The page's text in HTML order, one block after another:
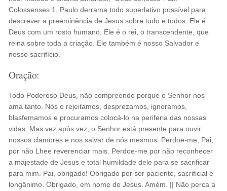
Colossenses 1, Paulo derrama todo superlativo possível para
descrever a preeminência de Jesus sobre tudo e todos. Ele é
Deus com um rosto humano. Ele é o rei, o transcendente, que
reina sobre toda a criação. Ele também é nosso Salvador e
nosso sacrifício.
Oração:
Todo Poderoso Deus, não compreendo porque o Senhor nos
ama tanto. Nós o rejeitamos, desprezamos, ignoramos,
blasfemamos e procuramos colocá-lo na periferia das nossas
vidas. Mas vez após vez, o Senhor está presente para ouvir
nossos clamores e nos salvar de nós mesmos. Perdoe-me, Pai,
por não Lhee reverenciar mais. Perdoe-me por não reconhecer
a majestade de Jesus e total humildade dele para se sacrificar
para mim. Pai, obrigado! Obrigado por ser paciente, sacrificial e
longânimo. Obrigado, em nome de Jesus. Amém. || Não perca a